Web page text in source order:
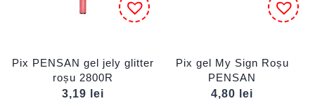
Pix PENSAN gel jely glitter
roșu 2800R
3,19
lei
Pix gel My Sign Roșu
PENSAN
4,80
lei